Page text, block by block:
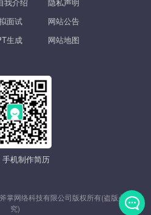
我介绍
面试
生成
隐私声明
网站公告
网站地图
手机制作简历
掌网络科技有限公司版权所有(盗版必
究)